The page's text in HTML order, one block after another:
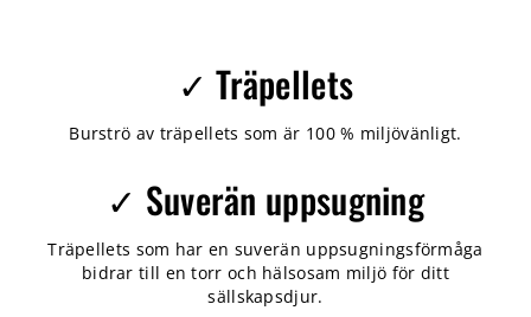
✓ Träpellets
Burströ av träpellets som är 100 % miljövänligt.
✓ Suverän uppsugning
Träpellets som har en suverän uppsugningsförmåga
bidrar till en torr och hälsosam miljö för ditt
sällskapsdjur.